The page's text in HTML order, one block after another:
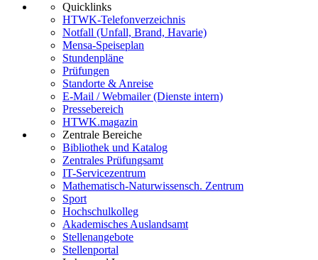
Quicklinks
HTWK-Telefonverzeichnis
Notfall (Unfall, Brand, Havarie)
Mensa-Speiseplan
Stundenpläne
Prüfungen
Standorte & Anreise
E-Mail / Webmailer (Dienste intern)
Pressebereich
HTWK.magazin
Zentrale Bereiche
Bibliothek und Katalog
Zentrales Prüfungsamt
IT-Servicezentrum
Mathematisch-Naturwissensch. Zentrum
Sport
Hochschulkolleg
Akademisches Auslandsamt
Stellenangebote
Stellenportal